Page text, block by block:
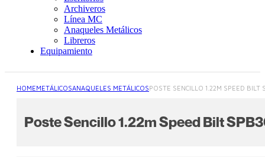
Archiveros
Línea MC
Anaqueles Metálicos
Libreros
Equipamiento
HOMEMETÁLICOSANAQUELES METÁLICOSPOSTE SENCILLO 1.22M SPEED
Poste Sencillo 1.22m Speed Bilt